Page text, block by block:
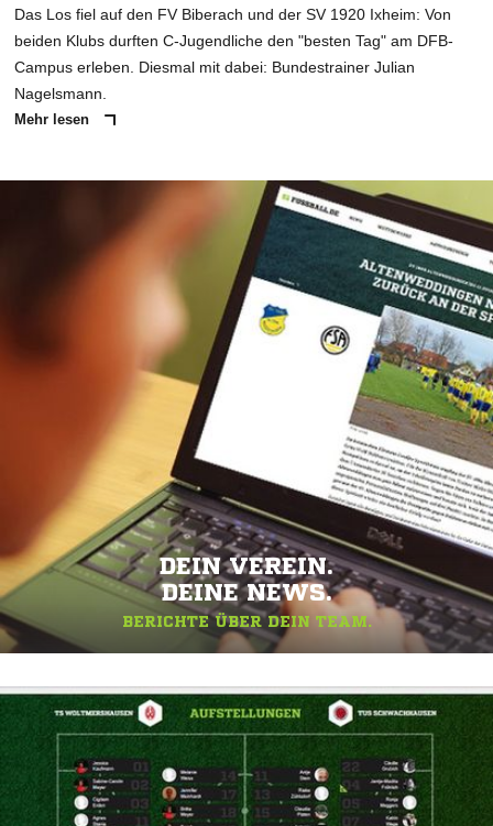
Das Los fiel auf den FV Biberach und der SV 1920 Ixheim: Von
beiden Klubs durften C-Jugendliche den "besten Tag" am DFB-
Campus erleben. Diesmal mit dabei: Bundestrainer Julian
Nagelsmann.
Mehr lesen
DEIN VEREIN.
DEINE NEWS.
BERICHTE ÜBER DEIN TEAM.